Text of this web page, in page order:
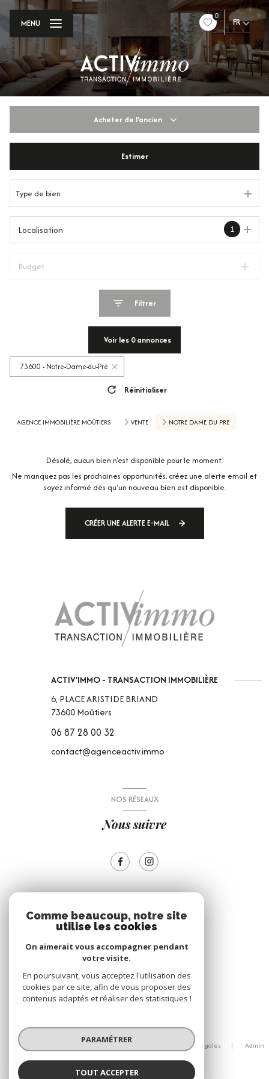
0
FR
MENU
Acheter de l'ancien
Du neuf
De l'immo pro
Estimer
Type de bien
1
Localisation
Budget
Filtrer
Voir les 0annonces
73600 - Notre-Dame-du-Pré
Réinitialiser
AGENCE IMMOBILIÈRE MOÛTIERS VENTE NOTRE DAME DU PRE
Désolé, aucun bien n'est disponible pour le moment.
Ne manquez pas les prochaines opportunités, créez une alerte email et
soyez informé dès qu'un nouveau bien est disponible.
CRÉER UNE ALERTE E-MAIL
ACTIV'IMMO - TRANSACTION IMMOBILIÈRE
6, PLACE ARISTIDE BRIAND
73600Moûtiers
06 87 28 00 32
contact@agenceactiv.immo
NOS RÉSEAUX
Nous suivre
Nous adhérons
© 2026 | Tous droits réservés
Nos partenaires Mentions légales
Admin
Comme beaucoup, notre site
utilise les cookies
On aimerait vous accompagner pendant
votre visite.
En poursuivant, vous acceptez l'utilisation des
cookies par ce site, afin de vous proposer des
contenus adaptés et réaliser des statistiques !
PARAMÉTRER
TOUT ACCEPTER